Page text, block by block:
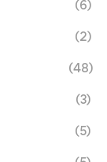
(6)
(2)
(48)
(3)
(5)